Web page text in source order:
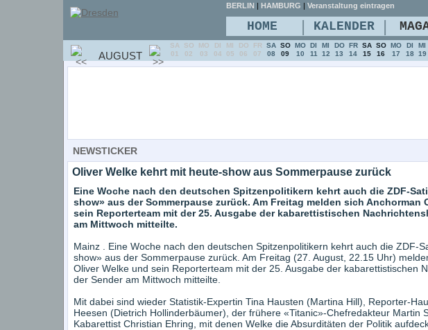
NEWSTICKER
Oliver Welke kehrt mit heute-show aus Sommerpause zurück
Eine Woche nach den deutschen Spitzenpolitikern kehrt auch die ZDF-
show» aus der Sommerpause zurück. Am Freitag melden sich Anchorman
sein Reporterteam mit der 25. Ausgabe der kabarettistischen
am Mittwoch mitteilte.
Mainz . Eine Woche nach den deutschen Spitzenpolitikern kehrt auch die ZDF-
show» aus der Sommerpause zurück. Am Freitag (27. August, 22.15 Uhr)
Oliver Welke und sein Reporterteam mit der 25. Ausgabe der kabarettistischen
der Sender am Mittwoch mitteilte.
Mit dabei sind wieder Statistik-Expertin Tina Hausten (Martina Hill), Reporter-
Heesen (Dietrich Hollinderbäumer), der frühere «Titanic»-Chefredakteur Martin
Kabarettist Christian Ehring, mit denen Welke die Absurditäten der Politik
BERLIN | HAMBURG | Veranstaltung eintragen
HOME | KALENDER |
AUGUST
SA
01
SO
02
MO
03
DI
04
MI
05
DO
06
FR
07
SA
08
SO
09
MO
10
DI
11
MI
12
DO
13
FR
14
SA
15
SO
16
MO
17
DI
18
MI
19